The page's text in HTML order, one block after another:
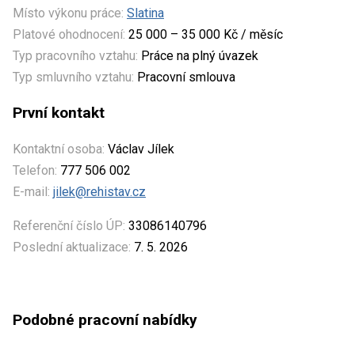
Místo výkonu práce: Slatina
Platové ohodnocení: 25 000 – 35 000 Kč / měsíc
Typ pracovního vztahu: Práce na plný úvazek
Typ smluvního vztahu: Pracovní smlouva
První kontakt
Kontaktní osoba: Václav Jílek
Telefon: 777 506 002
E-mail: jilek@rehistav.cz
Referenční číslo ÚP: 33086140796
Poslední aktualizace: 7. 5. 2026
Podobné pracovní nabídky